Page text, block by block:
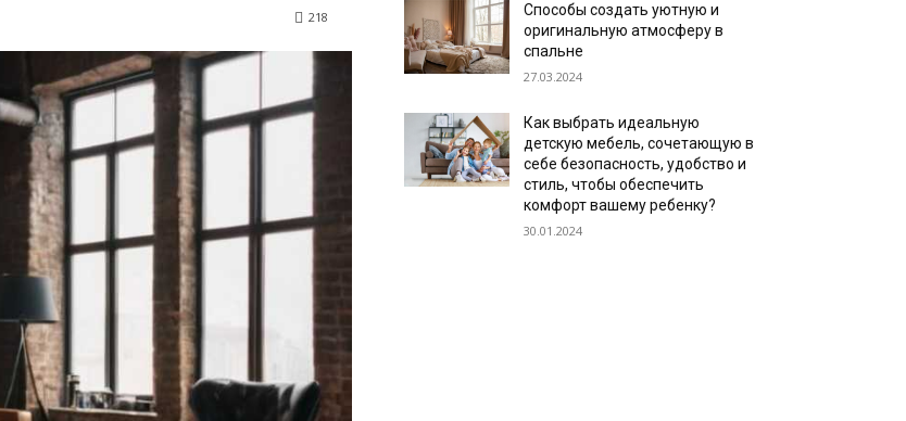
218
Способы создать уютную и
оригинальную атмосферу в
спальне
27.03.2024
Как выбрать идеальную
детскую мебель, сочетающую в
себе безопасность, удобство и
стиль, чтобы обеспечить
комфорт вашему ребенку?
30.01.2024